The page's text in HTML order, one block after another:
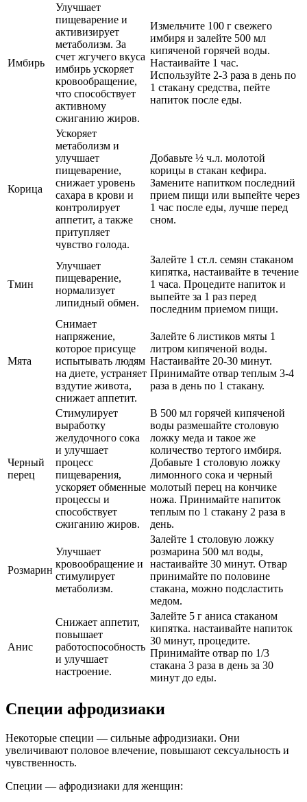
Имбирь
Улучшает
пищеварение и
активизирует
метаболизм. За
счет жгучего вкуса
имбирь ускоряет
кровообращение,
что способствует
активному
сжиганию жиров.
Измельчите 100 г свежего
имбиря и залейте 500 мл
кипяченой горячей воды.
Настаивайте 1 час.
Используйте 2-3 раза в день по
1 стакану средства, пейте
напиток после еды.
Корица
Ускоряет
метаболизм и
улучшает
пищеварение,
снижает уровень
сахара в крови и
контролирует
аппетит, а также
притупляет
чувство голода.
Добавьте ½ ч.л. молотой
корицы в стакан кефира.
Замените напитком последний
прием пищи или выпейте через
1 час после еды, лучше перед
сном.
Тмин
Улучшает
пищеварение,
нормализует
липидный обмен.
Залейте 1 ст.л. семян стаканом
кипятка, настаивайте в течение
1 часа. Процедите напиток и
выпейте за 1 раз перед
последним приемом пищи.
Мята
Снимает
напряжение,
которое присуще
испытывать людям
на диете, устраняет
вздутие живота,
снижает аппетит.
Залейте 6 листиков мяты 1
литром кипяченой воды.
Настаивайте 20-30 минут.
Принимайте отвар теплым 3-4
раза в день по 1 стакану.
Черный
перец
Стимулирует
выработку
желудочного сока
и улучшает
процесс
пищеварения,
ускоряет обменные
процессы и
способствует
сжиганию жиров.
В 500 мл горячей кипяченой
воды размешайте столовую
ложку меда и такое же
количество тертого имбиря.
Добавьте 1 столовую ложку
лимонного сока и черный
молотый перец на кончике
ножа. Принимайте напиток
теплым по 1 стакану 2 раза в
день.
Розмарин
Улучшает
кровообращение и
стимулирует
метаболизм.
Залейте 1 столовую ложку
розмарина 500 мл воды,
настаивайте 30 минут. Отвар
принимайте по половине
стакана, можно подсластить
медом.
Анис
Снижает аппетит,
повышает
работоспособность
и улучшает
настроение.
Залейте 5 г аниса стаканом
кипятка. настаивайте напиток
30 минут, процедите.
Принимайте отвар по 1/3
стакана 3 раза в день за 30
минут до еды.
Специи афродизиаки
Некоторые специи — сильные афродизиаки. Они
увеличивают половое влечение, повышают сексуальность и
чувственность.
Специи — афродизиаки для женщин: